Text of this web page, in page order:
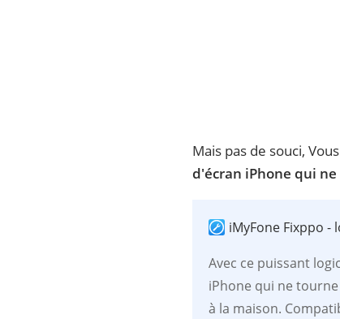
Mais pas de souci,
d'écran iPhone qui
iMyFone Fixppo -
Avec ce puissant
iPhone qui ne
à la maison.